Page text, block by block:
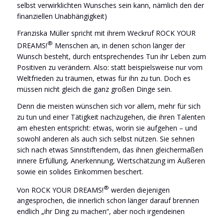
selbst verwirklichten Wunsches sein kann, nämlich den der
finanziellen Unabhängigkeit)
Franziska Müller spricht mit ihrem Weckruf ROCK YOUR
DREAMS!® Menschen an, in denen schon länger der
Wunsch besteht, durch entsprechendes Tun ihr Leben zum
Positiven zu verändern. Also: statt beispielsweise nur vom
Weltfrieden zu träumen, etwas für ihn zu tun. Doch es
müssen nicht gleich die ganz großen Dinge sein.
Denn die meisten wünschen sich vor allem, mehr für sich
zu tun und einer Tätigkeit nachzugehen, die ihren Talenten
am ehesten entspricht: etwas, worin sie aufgehen – und
sowohl anderen als auch sich selbst nützen. Sie sehnen
sich nach etwas Sinnstiftendem, das ihnen gleichermaßen
innere Erfüllung, Anerkennung, Wertschätzung im Äußeren
sowie ein solides Einkommen beschert.
Von ROCK YOUR DREAMS!® werden diejenigen
angesprochen, die innerlich schon länger darauf brennen
endlich „ihr Ding zu machen“, aber noch irgendeinen